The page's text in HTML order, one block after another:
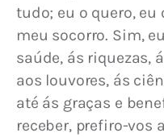
tudo; eu o quero, eu
meu socorro. Sim,
saúde, ás riquezas,
aos louvores, ás
até ás graças e
receber, prefiro-vos